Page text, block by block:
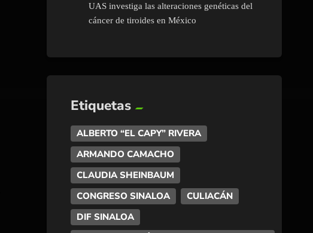
UAS investiga las alteraciones genéticas del
cáncer de tiroides en México
Etiquetas
ALBERTO “EL CAPY” RIVERA
ARMANDO CAMACHO
CLAUDIA SHEINBAUM
CONGRESO SINALOA
CULIACÁN
DIF SINALOA